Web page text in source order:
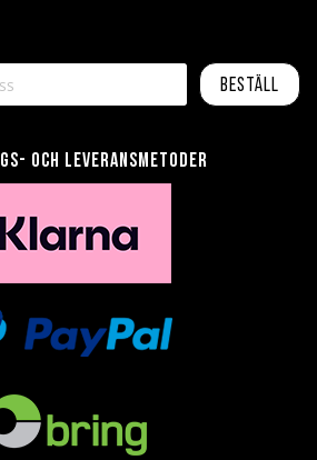
Beställ
och leveransmetoder